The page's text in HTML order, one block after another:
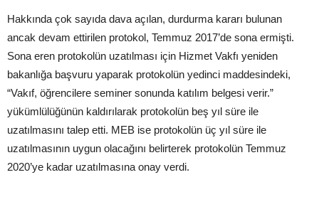
Hakkında çok sayıda dava açılan, durdurma kararı bulunan
ancak devam ettirilen protokol, Temmuz 2017’de sona ermişti.
Sona eren protokolün uzatılması için Hizmet Vakfı yeniden
bakanlığa başvuru yaparak protokolün yedinci maddesindeki,
“Vakıf, öğrencilere seminer sonunda katılım belgesi verir.”
yükümlülüğünün kaldırılarak protokolün beş yıl süre ile
uzatılmasını talep etti. MEB ise protokolün üç yıl süre ile
uzatılmasının uygun olacağını belirterek protokolün Temmuz
2020’ye kadar uzatılmasına onay verdi.